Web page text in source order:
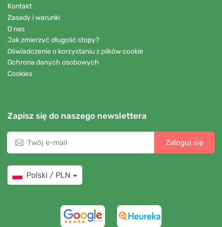
Kontakt
Zasady i warunki
O nas
Jak zmierzyć długość stopy?
Oświadczenie o korzystaniu z plików cookie
Ochrona danych osobowych
Cookies
Zapisz się do naszego newslettera
Zaloguj się
Polski / PLN